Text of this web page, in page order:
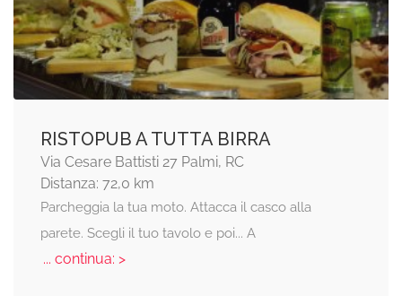
RISTOPUB A TUTTA BIRRA
Via Cesare Battisti 27 Palmi, RC
Distanza: 72,0 km
Parcheggia la tua moto. Attacca il casco alla
parete. Scegli il tuo tavolo e poi... A
... continua: >